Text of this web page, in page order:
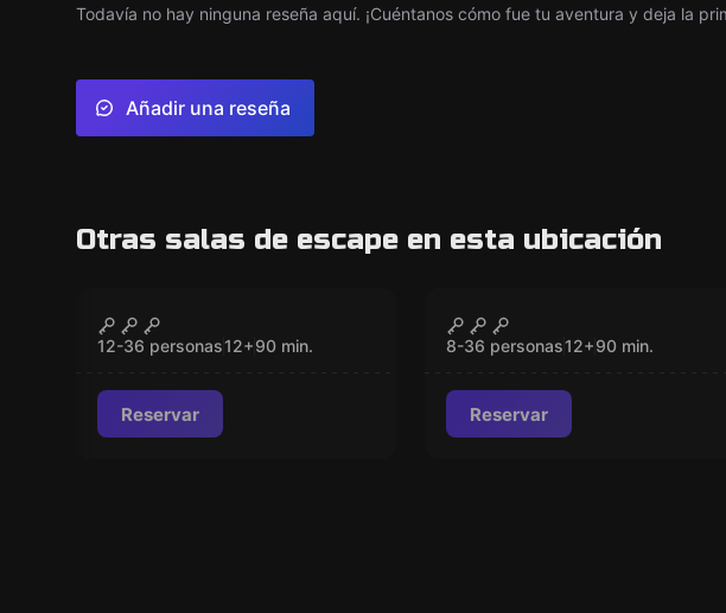
Todavía no hay ninguna reseña aquí. ¡Cuéntanos cómo fue tu aventura y deja la
Añadir una reseña
Otras salas de escape en esta ubicación
Nuevo
Atrapa Al Capo
12-36 personas12+90 min.
Reservar
Nuevo
Atrapa al Capo
8-36 personas12+90 min.
Reservar